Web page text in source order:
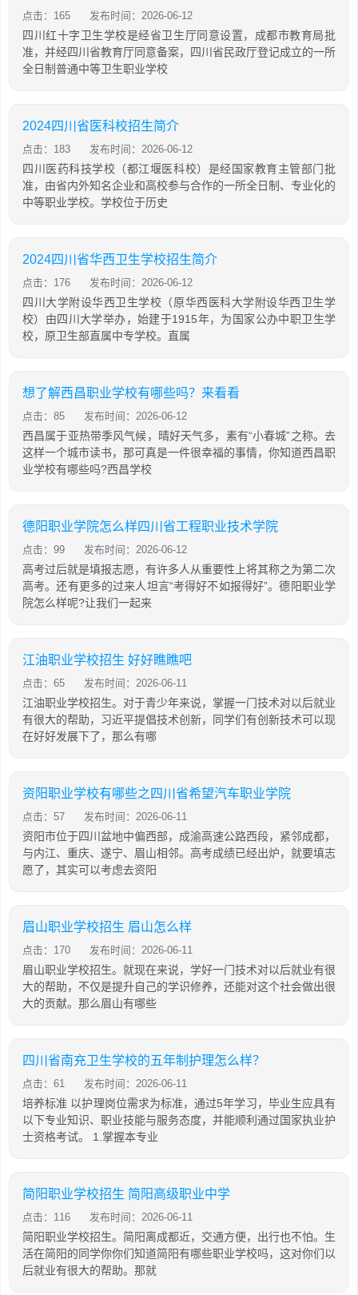
点击：165 发布时间：2026-06-12
四川红十字卫生学校是经省卫生厅同意设置，成都市教育局批
准，并经四川省教育厅同意备案，四川省民政厅登记成立的一所
全日制普通中等卫生职业学校
2024四川省医科校招生简介
点击：183 发布时间：2026-06-12
四川医药科技学校（都江堰医科校）是经国家教育主管部门批
准，由省内外知名企业和高校参与合作的一所全日制、专业化的
中等职业学校。学校位于历史
2024四川省华西卫生学校招生简介
点击：176 发布时间：2026-06-12
四川大学附设华西卫生学校（原华西医科大学附设华西卫生学
校）由四川大学举办，始建于1915年，为国家公办中职卫生学
校，原卫生部直属中专学校。直属
想了解西昌职业学校有哪些吗？来看看
点击：85 发布时间：2026-06-12
西昌属于亚热带季风气候，晴好天气多，素有“小春城”之称。去
这样一个城市读书，那可真是一件很幸福的事情，你知道西昌职
业学校有哪些吗?西昌学校
德阳职业学院怎么样四川省工程职业技术学院
点击：99 发布时间：2026-06-12
高考过后就是填报志愿，有许多人从重要性上将其称之为第二次
高考。还有更多的过来人坦言“考得好不如报得好”。德阳职业学
院怎么样呢?让我们一起来
江油职业学校招生 好好瞧瞧吧
点击：65 发布时间：2026-06-11
江油职业学校招生。对于青少年来说，掌握一门技术对以后就业
有很大的帮助，习近平提倡技术创新，同学们有创新技术可以现
在好好发展下了，那么有哪
资阳职业学校有哪些之四川省希望汽车职业学院
点击：57 发布时间：2026-06-11
资阳市位于四川盆地中偏西部，成渝高速公路西段，紧邻成都，
与内江、重庆、遂宁、眉山相邻。高考成绩已经出炉，就要填志
愿了，其实可以考虑去资阳
眉山职业学校招生 眉山怎么样
点击：170 发布时间：2026-06-11
眉山职业学校招生。就现在来说，学好一门技术对以后就业有很
大的帮助，不仅是提升自己的学识修养，还能对这个社会做出很
大的贡献。那么眉山有哪些
四川省南充卫生学校的五年制护理怎么样？
点击：61 发布时间：2026-06-11
培养标准 以护理岗位需求为标准，通过5年学习，毕业生应具有
以下专业知识、职业技能与服务态度，并能顺利通过国家执业护
士资格考试。 1.掌握本专业
简阳职业学校招生 简阳高级职业中学
点击：116 发布时间：2026-06-11
简阳职业学校招生。简阳离成都近，交通方便，出行也不怕。生
活在简阳的同学你你们知道简阳有哪些职业学校吗，这对你们以
后就业有很大的帮助。那就